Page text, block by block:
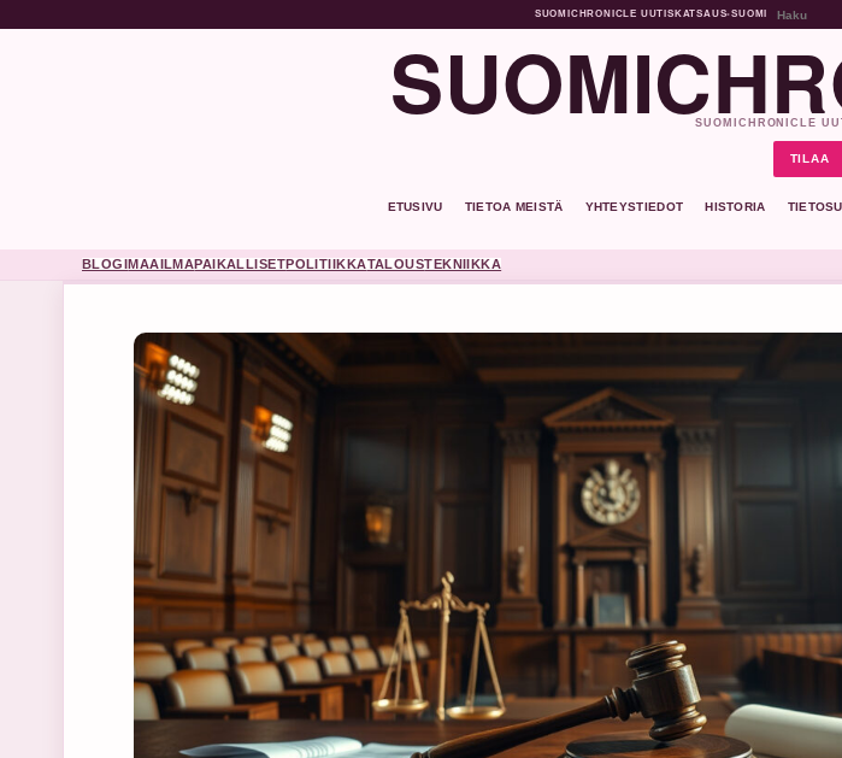
SUOMICHRONICLE UUTISKATSAUS•SUOMI
SUOMICHRONICLE
TILAA
ETUSIVU TIETOA MEISTÄ YHTEYSTIEDOT HISTORIA
BLOGIMAAILMAPAIKALLISETPOLITIIKKATALOUSTEKNIIKKA